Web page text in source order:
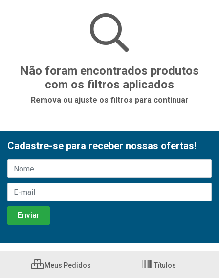
Não foram encontrados produtos
com os filtros aplicados
Remova ou ajuste os filtros para continuar
Cadastre-se para receber nossas ofertas!
Meus Pedidos Títulos